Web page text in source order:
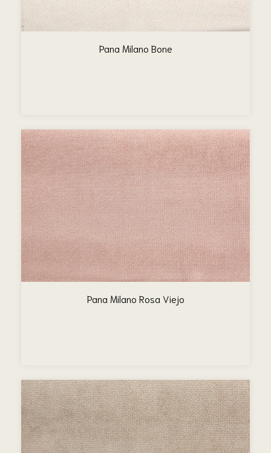
Pana Milano Bone
Pana Milano Rosa Viejo